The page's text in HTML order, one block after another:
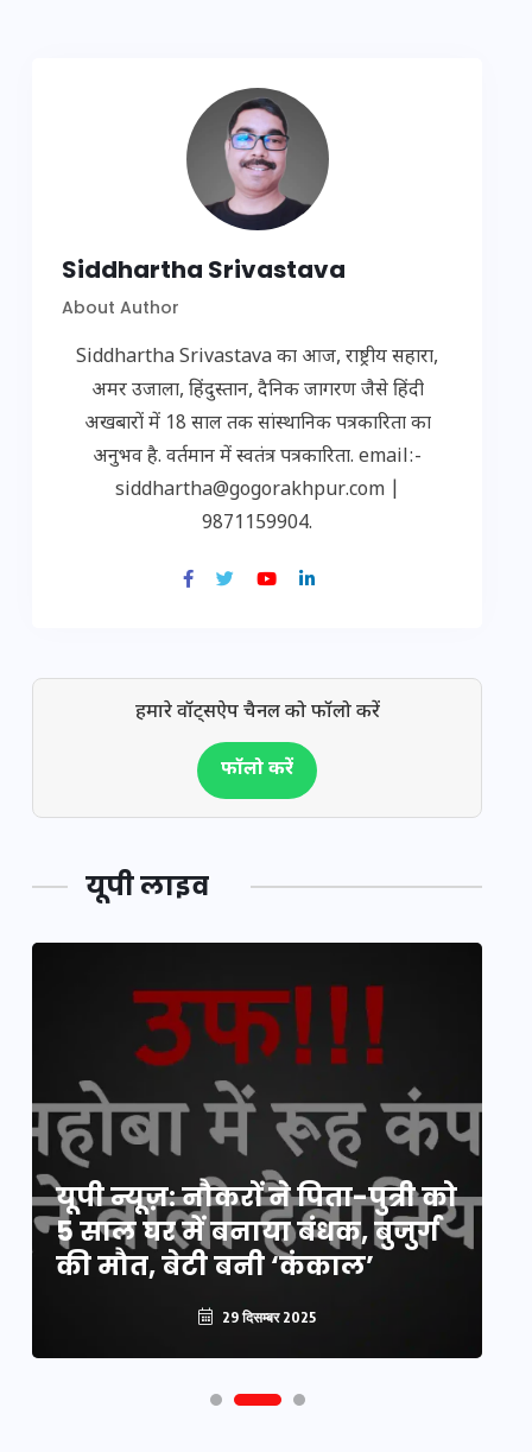
Siddhartha Srivastava
About Author
Siddhartha Srivastava का आज, राष्ट्रीय सहारा,
अमर उजाला, हिंदुस्तान, दैनिक जागरण जैसे हिंदी
अखबारों में 18 साल तक सांस्थानिक पत्रकारिता का
अनुभव है. वर्तमान में स्वतंत्र पत्रकारिता. email:-
siddhartha@gogorakhpur.com |
9871159904.
हमारे वॉट्सऐप चैनल को फॉलो करें
फॉलो करें
यूपी लाइव
यूपी न्यूज़: नौकरों ने पिता-पुत्री को
5 साल घर में बनाया बंधक, बुजुर्ग
की मौत, बेटी बनी ‘कंकाल’
29 दिसम्बर 2025